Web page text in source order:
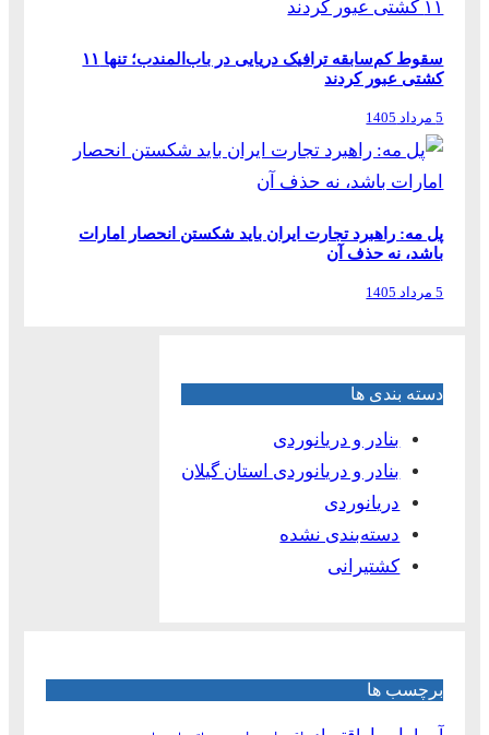
سقوط کم‌سابقه ترافیک دریایی در باب‌المندب؛ تنها ۱۱
کشتی عبور کردند
5 مرداد 1405
پل مه: راهبرد تجارت ایران باید شکستن انحصار امارات
باشد، نه حذف آن
5 مرداد 1405
دسته بندی ها
بنادر و دریانوردی
بنادر و دریانوردی استان گیلان
دریانوردی
دسته‌بندی نشده
کشتیرانی
برچسب ها